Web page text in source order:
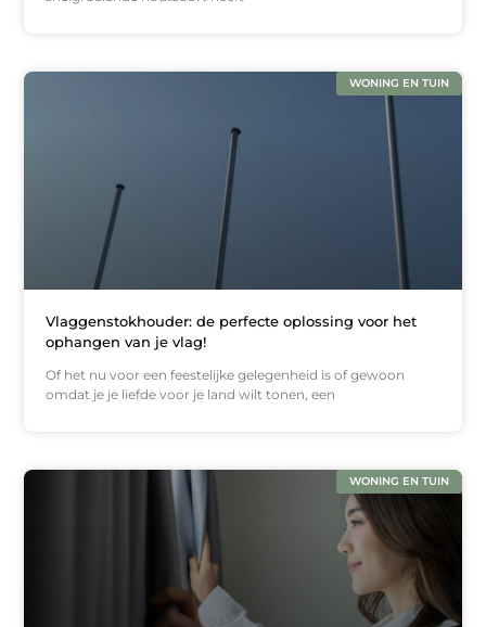
WONING EN TUIN
Vlaggenstokhouder: de perfecte oplossing voor het
ophangen van je vlag!
Of het nu voor een feestelijke gelegenheid is of gewoon
omdat je je liefde voor je land wilt tonen, een
WONING EN TUIN